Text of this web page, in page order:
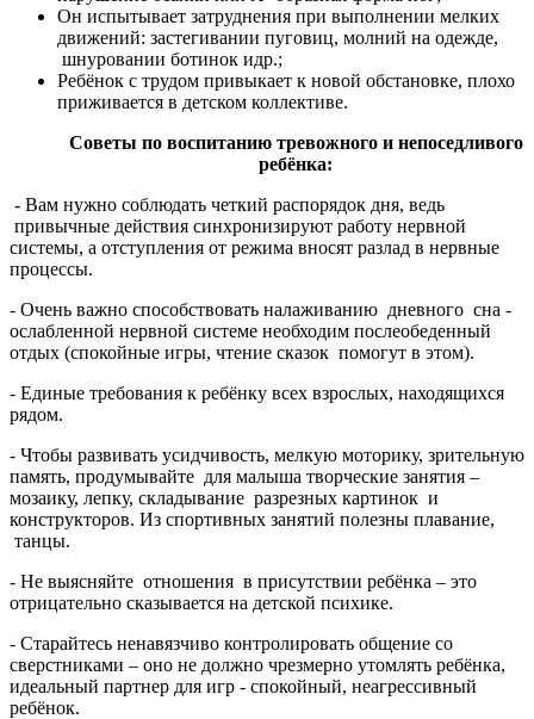
Он испытывает затруднения при выполнении мелких
движений: застегивании пуговиц, молний на одежде,
шнуровании ботинок идр.;
Ребёнок с трудом привыкает к новой обстановке, плохо
приживается в детском коллективе.
Советы по воспитанию тревожного и непоседливого
ребёнка:
- Вам нужно соблюдать четкий распорядок дня, ведь
привычные действия синхронизируют работу нервной
системы, а отступления от режима вносят разлад в нервные
процессы.
- Очень важно способствовать налаживанию дневного сна -
ослабленной нервной системе необходим послеобеденный
отдых (спокойные игры, чтение сказок помогут в этом).
- Единые требования к ребёнку всех взрослых, находящихся
рядом.
- Чтобы развивать усидчивость, мелкую моторику, зрительную
память, продумывайте для малыша творческие занятия –
мозаику, лепку, складывание разрезных картинок и
конструкторов. Из спортивных занятий полезны плавание,
танцы.
- Не выясняйте отношения в присутствии ребёнка – это
отрицательно сказывается на детской психике.
- Старайтесь ненавязчиво контролировать общение со
сверстниками – оно не должно чрезмерно утомлять ребёнка,
идеальный партнер для игр - спокойный, неагрессивный
ребёнок.